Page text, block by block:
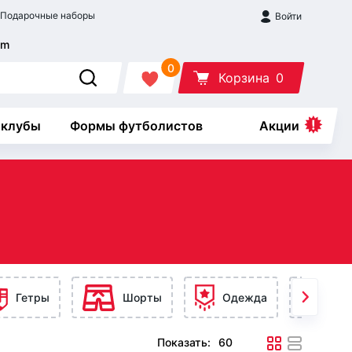
Подарочные наборы Войти
0
Корзина 0
Формы футболистов Акции
Гетры Шорты Одежда
Показать: